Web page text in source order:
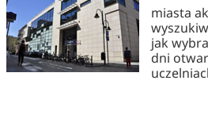
miasta
jak
dni